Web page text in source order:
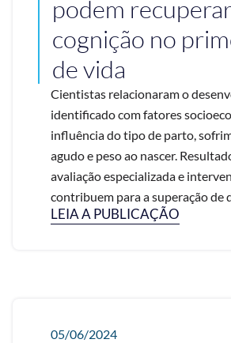
podem
cognição no
de vida
Cientistas relacionaram o
identificado com fatores
influência do tipo de parto,
agudo e peso ao nascer.
avaliação especializada e
contribuem para a superação de
LEIA A PUBLICAÇÃO
05/06/2024